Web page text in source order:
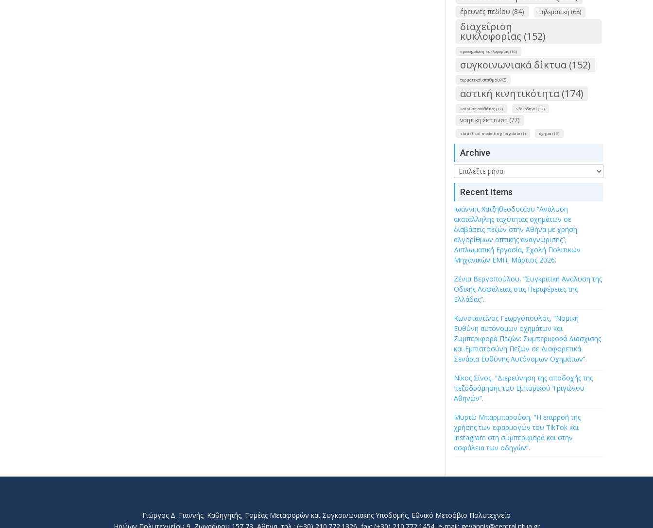
έρευνες πεδίου (84) τηλεματική (68)
διαχείριση
κυκλοφορίας (152)
προσομοίωση κυκλοφορίας (16)
συγκοινωνιακά δίκτυα (152)
τερματικοί σταθμοί (43)
αστική κινητικότητα (174)
καιρικές συνθήκες (17) νέοι οδηγοί (17)
νοητική έκπτωση (77)
statistical modelling|big data (1) όχημα (15)
Archive
Archive
Recent Items
Ιωάννης Χατζηθεοδοσίου “Ανάλυση
ακατάλληλης ταχύτητας οχημάτων σε
διαβάσεις πεζών στην Αθήνα με χρήση
αλγορίθμων οπτικής αναγνώρισης”,
Διπλωματική Εργασία, Σχολή Πολιτικών
Μηχανικών ΕΜΠ, Μάρτιος 2026.
Ζένια Βεργοπούλου, “Συγκριτική Ανάλυση της
Οδικής Ασφάλειας στις Περιφέρειες της
Ελλάδας”.
Κωνσταντίνος Γεωργόπουλος, “Νομική
Ευθύνη αυτόνομων οχημάτων και
Συμπεριφορά Πεζών: Συμπεριφορά Διάσχισης
και Εμπιστοσύνη Πεζών σε Διαφορετικά
Σενάρια Ευθύνης Αυτόνομων Οχημάτων”.
Νίκος Σίνος, “Διερεύνηση της αποδοχής της
πεζοδρόμησης του Εμπορικού Τριγώνου
Αθηνών”.
Μυρτώ Μπαρμπαρούση, “Η επιρροή της
χρήσης των εφαρμογών του TikTok και
Instagram στη συμπεριφορά και στην
ασφάλεια των οδηγών”.
Γιώργος Δ. Γιαννής, Καθηγητής, Τομέας Μεταφορών και Συγκοινωνιακής Υποδομής, Εθνικό Μετσόβιο Πολυτεχνείο